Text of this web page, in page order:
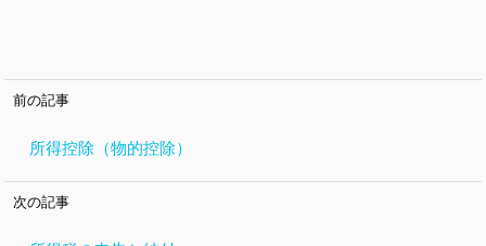
所得控除（物的控除）